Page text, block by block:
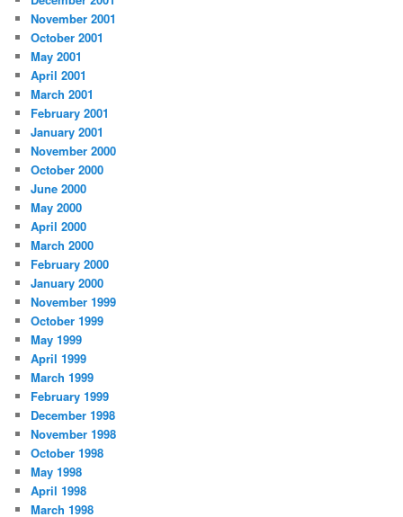
November 2001
October 2001
May 2001
April 2001
March 2001
February 2001
January 2001
November 2000
October 2000
June 2000
May 2000
April 2000
March 2000
February 2000
January 2000
November 1999
October 1999
May 1999
April 1999
March 1999
February 1999
December 1998
November 1998
October 1998
May 1998
April 1998
March 1998